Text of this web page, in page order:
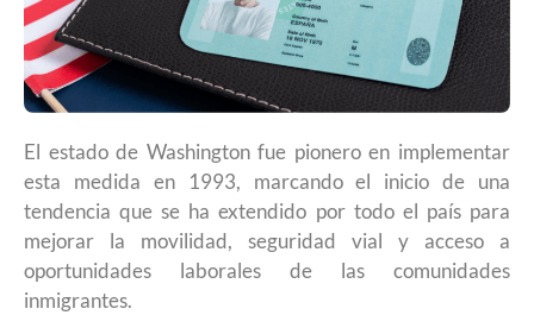
El estado de Washington fue pionero en implementar
esta medida en 1993, marcando el inicio de una
tendencia que se ha extendido por todo el país para
mejorar la movilidad, seguridad vial y acceso a
oportunidades laborales de las comunidades
inmigrantes.